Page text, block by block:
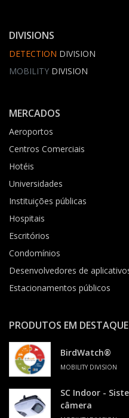
DIVISIONS
DETECTION DIVISION
MOBILITY DIVISION
MERCADOS
Aeroportos
Centros Comerciais
Hotéis
Universidades
Instituições públicas
Hospitais
Escritórios
Condomínios
Desenvolvedores de
Estacionamentos públicos
PRODUTOS EM DESTAQUE
BirdWatch®
MOBILITY DIVISION
SC Indoor -
câmera